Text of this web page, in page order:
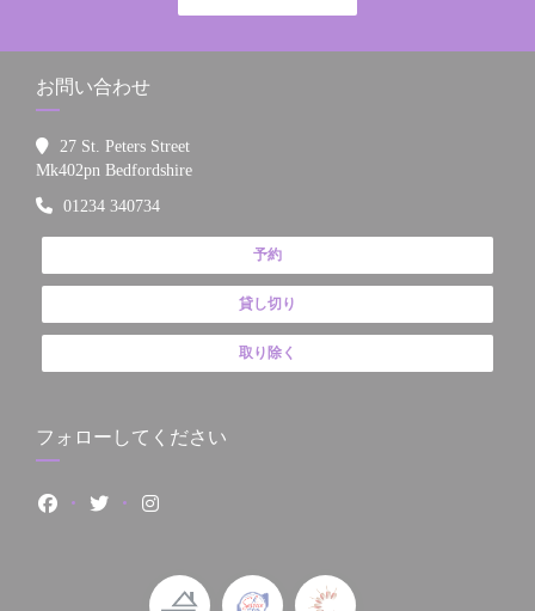
お問い合わせ
27 St. Peters Street
Mk402pn Bedfordshire((新しいウィンドウで開きます))
01234 340734
予約
貸し切り
取り除く
フォローしてください
Facebook ((新しいウィンドウで開きます))
Twitter ((新しいウィンドウで開きます))
Instagram ((新しいウィンドウで開きます))